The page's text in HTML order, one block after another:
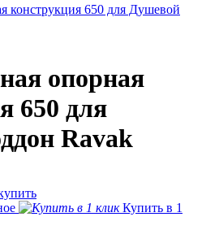
опоpная
650 для
Ravak
Купить в 1